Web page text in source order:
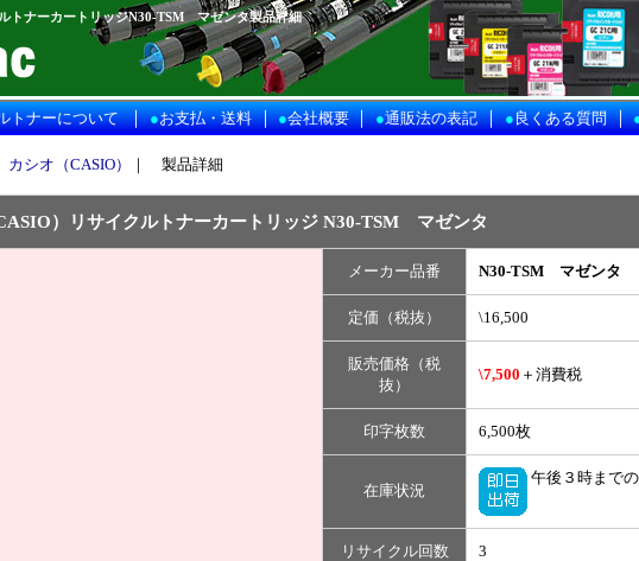
トナーカートリッジN30-TSM マゼンタ製品詳細
トナーについて ｜ ●お支払・送料 ｜ ●会社概要 ｜ ●通販法の表記 ｜ ●良くある質問 ｜
カシオ（CASIO） ｜ 製品詳細
） リサイクルトナーカートリッジ N30-TSM マゼンタ
メーカー品番 N30-TSM マゼンタ
定価（税抜） \16,500
販売価格（税
抜）
\7,500 ＋消費税
印字枚数 6,500枚
在庫状況
午後３時まで
リサイクル回数 3